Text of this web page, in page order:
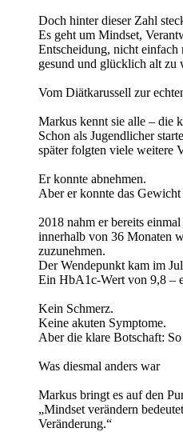
Doch hinter dieser Zahl
Es geht um Mindset,
Entscheidung, nicht
gesund und glücklich alt zu
Vom Diätkarussell zur
Markus kennt sie alle – die
Schon als Jugendlicher
später folgten viele weitere
Er konnte abnehmen.
Aber er konnte das
2018 nahm er bereits
innerhalb von 36 Monaten
zuzunehmen.
Der Wendepunkt kam im
Ein HbA1c-Wert von 9,8 –
Kein Schmerz.
Keine akuten Symptome.
Aber die klare Botschaft:
Was diesmal anders war
Markus bringt es auf den
„Mindset verändern
Veränderung.“